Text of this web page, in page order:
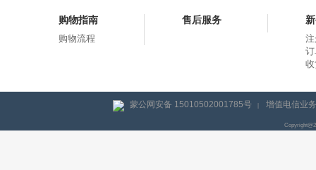
购物指南
购物流程
售后服务
蒙公网安备 15010502001785号 | 增值电信业